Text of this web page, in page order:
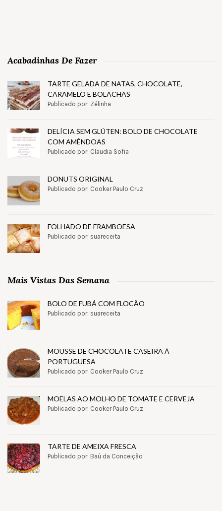
Acabadinhas De Fazer
TARTE GELADA DE NATAS, CHOCOLATE,
CARAMELO E BOLACHAS
Publicado por: Zélinha
DELÍCIA SEM GLÚTEN: BOLO DE CHOCOLATE
COM AMÊNDOAS
Publicado por: Claudia Sofia
DONUTS ORIGINAL
Publicado por: Cooker Paulo Cruz
FOLHADO DE FRAMBOESA
Publicado por: suareceita
Mais Vistas Das Semana
BOLO DE FUBÁ COM FLOCÃO
Publicado por: suareceita
MOUSSE DE CHOCOLATE CASEIRA À
PORTUGUESA
Publicado por: Cooker Paulo Cruz
MOELAS AO MOLHO DE TOMATE E CERVEJA
Publicado por: Cooker Paulo Cruz
TARTE DE AMEIXA FRESCA
Publicado por: Baú da Conceição